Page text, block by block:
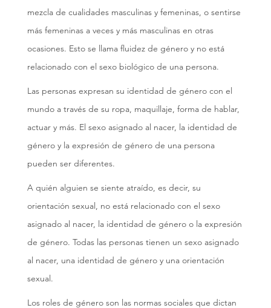
mezcla de cualidades masculinas y femeninas, o sentirse
más femeninas a veces y más masculinas en otras
ocasiones. Esto se llama fluidez de género y no está
relacionado con el sexo biológico de una persona.
Las personas expresan su identidad de género con el
mundo a través de su ropa, maquillaje, forma de hablar,
actuar y más. El sexo asignado al nacer, la identidad de
género y la expresión de género de una persona
pueden ser diferentes.
A quién alguien se siente atraído, es decir, su
orientación sexual, no está relacionado con el sexo
asignado al nacer, la identidad de género o la expresión
de género. Todas las personas tienen un sexo asignado
al nacer, una identidad de género y una orientación
sexual.
Los roles de género son las normas sociales que dictan